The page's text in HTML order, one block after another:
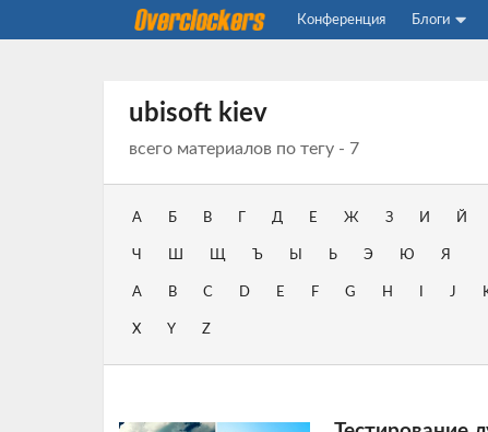
Конференция Блоги
ubisoft kiev
всего материалов по тегу - 7
А Б В Д Е Ж З И Й
Ч Ш Щ Ъ Ы Ь Э Ю Я
A B C D E F G H J
X Y Z